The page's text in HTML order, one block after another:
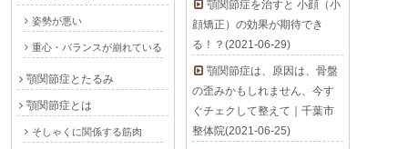
姿勢が悪い
重心・バランスが崩れている
顎関節症とたるみ
顎関節症とは
そしゃくに関係する筋肉
顎関節症を治すと 小顔（小
顔矯正）の効果が期待でき
る！？(2021-06-29)
顎関節症は、原因は、骨盤
の歪みかもしれません、今す
ぐチェクして整えて｜千葉市
整体院(2021-06-25)